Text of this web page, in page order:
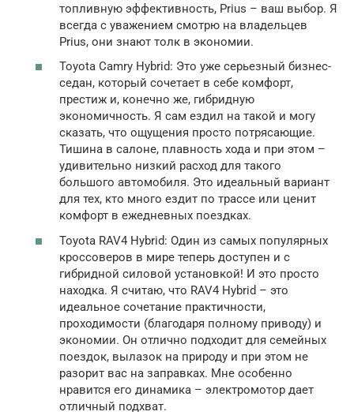
топливную эффективность, Prius – ваш выбор. Я
всегда с уважением смотрю на владельцев
Prius, они знают толк в экономии.
Toyota Camry Hybrid: Это уже серьезный бизнес-
седан, который сочетает в себе комфорт,
престиж и, конечно же, гибридную
экономичность. Я сам ездил на такой и могу
сказать, что ощущения просто потрясающие.
Тишина в салоне, плавность хода и при этом –
удивительно низкий расход для такого
большого автомобиля. Это идеальный вариант
для тех, кто много ездит по трассе или ценит
комфорт в ежедневных поездках.
Toyota RAV4 Hybrid: Один из самых популярных
кроссоверов в мире теперь доступен и с
гибридной силовой установкой! И это просто
находка. Я считаю, что RAV4 Hybrid – это
идеальное сочетание практичности,
проходимости (благодаря полному приводу) и
экономии. Он отлично подходит для семейных
поездок, вылазок на природу и при этом не
разорит вас на заправках. Мне особенно
нравится его динамика – электромотор дает
отличный подхват.